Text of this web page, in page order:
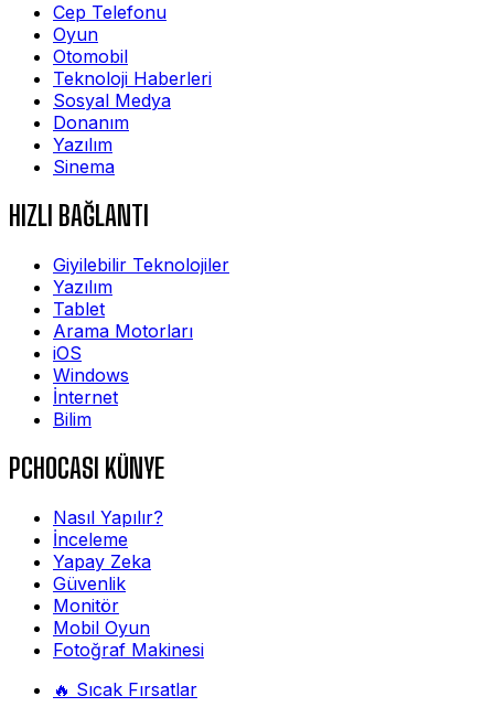
Cep Telefonu
Oyun
Otomobil
Teknoloji Haberleri
Sosyal Medya
Donanım
Yazılım
Sinema
HIZLI BAĞLANTI
Giyilebilir Teknolojiler
Yazılım
Tablet
Arama Motorları
iOS
Windows
İnternet
Bilim
PCHOCASI KÜNYE
Nasıl Yapılır?
İnceleme
Yapay Zeka
Güvenlik
Monitör
Mobil Oyun
Fotoğraf Makinesi
🔥 Sıcak Fırsatlar